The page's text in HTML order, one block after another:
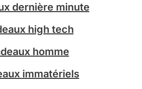
r
a
m
dernière minute
high tech
homme
immatériels